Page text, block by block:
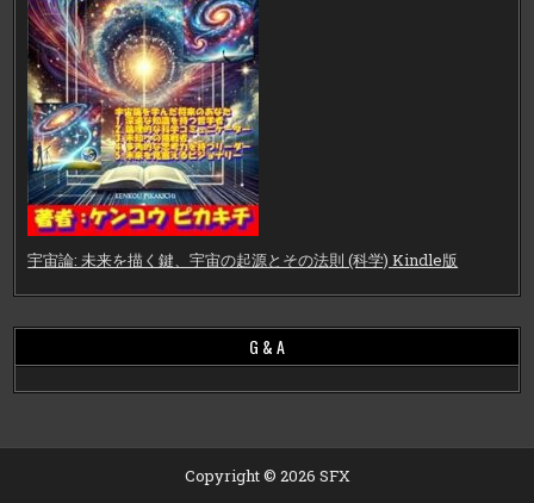
宇宙論: 未来を描く鍵、宇宙の起源とその法則 (科学) Kindle版
G & A
Copyright © 2026 SFX